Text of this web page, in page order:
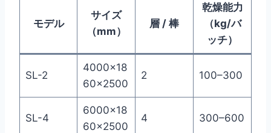
モデル
サイズ
（mm）
層 / 棒
乾燥能力
（kg/バ
ッチ）
SL-2
4000×18
60×2500
2 100–300
SL-4
6000×18
60×2500
4 300–600